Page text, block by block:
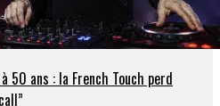
50 ans : la French Touch perd